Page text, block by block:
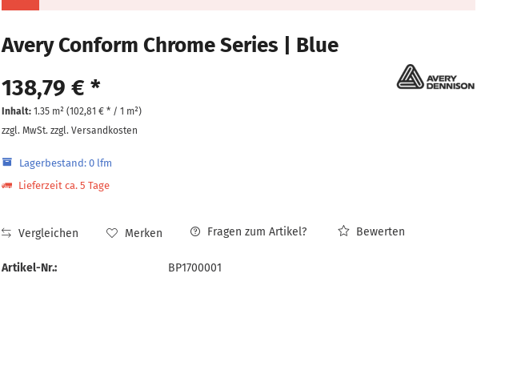
Avery Conform Chrome Series | Blue
138,79 € *
Inhalt: 1.35 m² (102,81 €* / 1 m²)
zzgl. MwSt. zzgl. Versandkosten
Lagerbestand: 0 lfm
Lieferzeit ca. 5 Tage
Vergleichen Merken Fragen zum Artikel? Bewerten
Artikel-Nr.: BP1700001